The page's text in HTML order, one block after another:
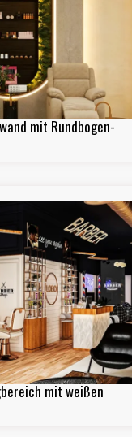
mit Rundbogen-
mit weißen